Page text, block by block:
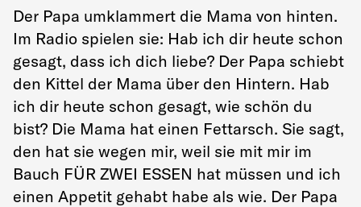
Der Papa umklammert die Mama von hinten.
Im Radio spielen sie: Hab ich dir heute schon
gesagt, dass ich dich liebe? Der Papa schiebt
den Kittel der Mama über den Hintern. Hab
ich dir heute schon gesagt, wie schön du
bist? Die Mama hat einen Fettarsch. Sie sagt,
den hat sie wegen mir, weil sie mit mir im
Bauch FÜR ZWEI ESSEN hat müssen und ich
einen Appetit gehabt habe als wie. Der Papa